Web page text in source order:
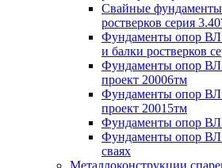
Свайные
ростверков серия
Фундаменты опор ВЛ
и балки ростверков
Фундаменты опор ВЛ
проект 20006тм
Фундаменты опор ВЛ
проект 20015тм
Фундаменты опор ВЛ
Фундаменты опор ВЛ
сваях
Металлоконструкции